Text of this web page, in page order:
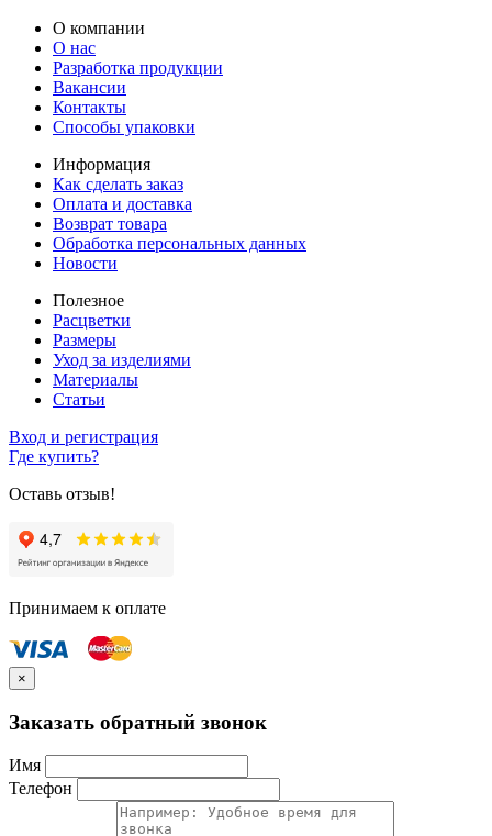
О компании
О нас
Разработка продукции
Вакансии
Контакты
Способы упаковки
Информация
Как сделать заказ
Оплата и доставка
Возврат товара
Обработка персональных данных
Новости
Полезное
Расцветки
Размеры
Уход за изделиями
Материалы
Статьи
Вход и регистрация
Где купить?
Оставь отзыв!
Принимаем к оплате
×
Заказать обратный звонок
Имя
Телефон